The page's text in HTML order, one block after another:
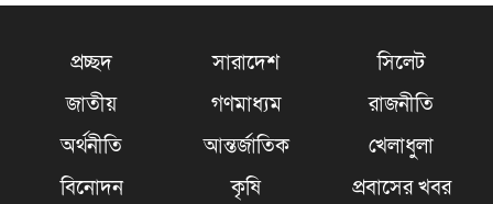
প্রচ্ছদ সারাদেশ
সিলেট
জাতীয়
গণমাধ্যম
রাজনীতি
অর্থনীতি
আন্তর্জাতিক
খেলাধুলা
বিনোদন
কৃষি
প্রবাসের খবর